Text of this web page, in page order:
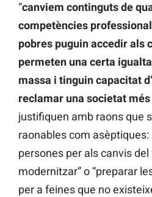
“canviem continguts de
competències
pobres puguin accedir als
permeten una certa
massa i tinguin capacitat
reclamar una societat
justifiquen amb raons que
raonables com asèptiques:
persones per als canvis del
modernitzar” o “preparar
per a feines que no